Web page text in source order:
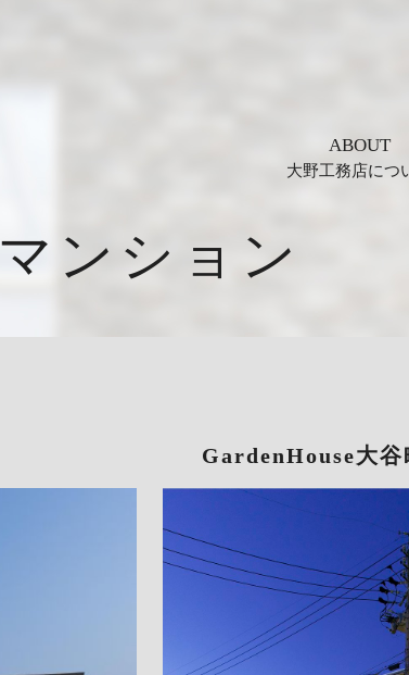
ABOUT
大野工務店につ
マンション
GardenHouse大谷